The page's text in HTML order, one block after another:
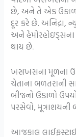
છે, અને તે એક
દૂર કરે છે. અનિદ્રા,
અને
થાય છે.
ખસખસના મૂળના
ચેતાના બળતરાની
બીજનો ઉકાળો
પરસેવો, મૂત્રાશયની
આજકાલ